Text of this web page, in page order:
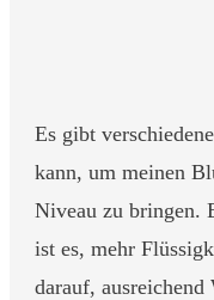
Es gibt
kann, um meinen
Niveau zu bringen.
ist es, mehr
darauf, ausreichend